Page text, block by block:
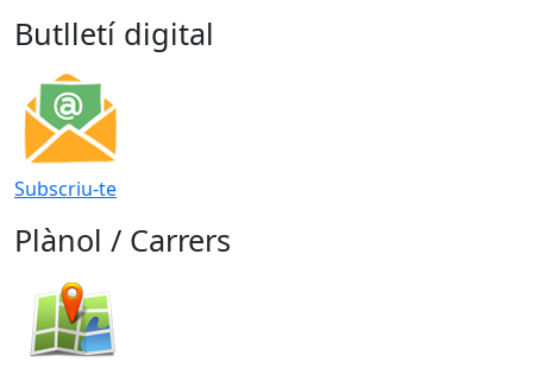
Butlletí digital
Subscriu-te
Plànol / Carrers